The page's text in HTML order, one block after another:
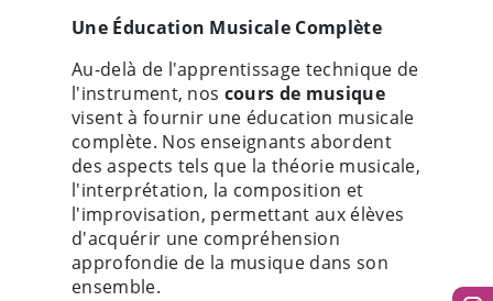
Une Éducation Musicale Complète
Au-delà de l'apprentissage technique de
l'instrument, nos cours de musique
visent à fournir une éducation musicale
complète. Nos enseignants abordent
des aspects tels que la théorie musicale,
l'interprétation, la composition et
l'improvisation, permettant aux élèves
d'acquérir une compréhension
approfondie de la musique dans son
ensemble.